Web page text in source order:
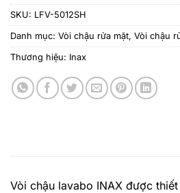
SKU: LFV-5012SH
Danh mục: Vòi chậu rửa mặt, Vòi chậu
Thương hiệu: Inax
Vòi chậu lavabo INAX được